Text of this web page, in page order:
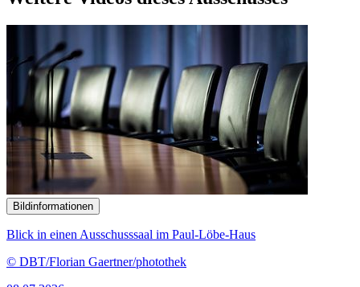
Bildinformationen
Blick in einen Ausschusssaal im Paul-Löbe-Haus
© DBT/Florian Gaertner/photothek